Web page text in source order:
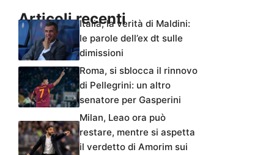
Articoli recentiItalia, la verità di Maldini:
le parole dell’ex dt sulle
dimissioni
Roma, si sblocca il rinnovo
di Pellegrini: un altro
senatore per Gasperini
Milan, Leao ora può
restare, mentre si aspetta
il verdetto di Amorim sui